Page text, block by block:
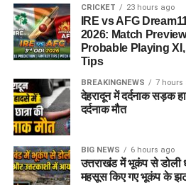
CRICKET 23 hours ago
IRE vs AFG
2026: Match
Probable Playing
Tips
BREAKINGNEWS 7 hours
देहरादून में दर्दनाक सड़क
दर्दनाक मौत
BIG NEWS 6 hours ago
उत्तराखंड में भूकंप से डोली
महसूस किए गए भूकंप के